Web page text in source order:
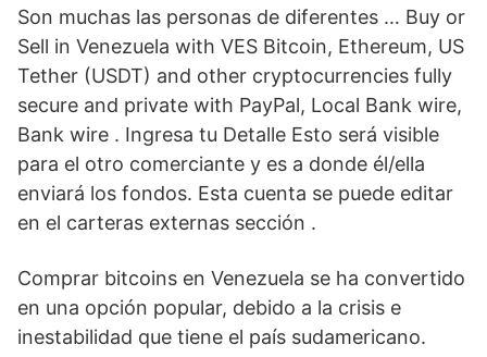
Son muchas las personas de diferentes … Buy or
Sell in Venezuela with VES Bitcoin, Ethereum, US
Tether (USDT) and other cryptocurrencies fully
secure and private with PayPal, Local Bank wire,
Bank wire . Ingresa tu Detalle Esto será visible
para el otro comerciante y es a donde él/ella
enviará los fondos. Esta cuenta se puede editar
en el carteras externas sección .
Comprar bitcoins en Venezuela se ha convertido
en una opción popular, debido a la crisis e
inestabilidad que tiene el país sudamericano.